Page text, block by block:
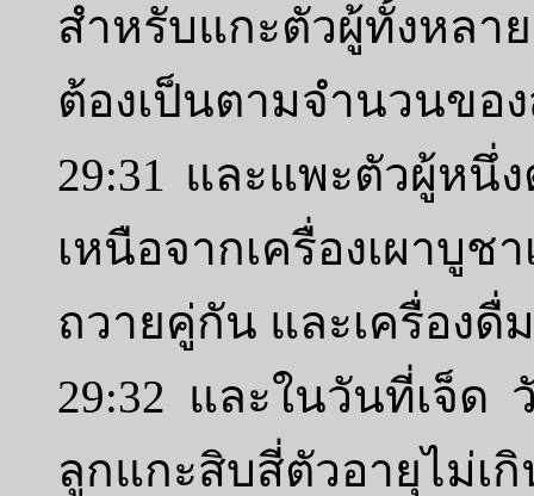
สำหรับแกะตัวผู้ทั้งหล
ต้องเป็นตามจำนวนข
29:31 และแพะตัวผู้หนึ่
เหนือจากเครื่องเผาบู
ถวายคู่กัน และเครื่อง
29:32 และในวันที่เจ็ด
ลูกแกะสิบสี่ตัวอายุไม่เ